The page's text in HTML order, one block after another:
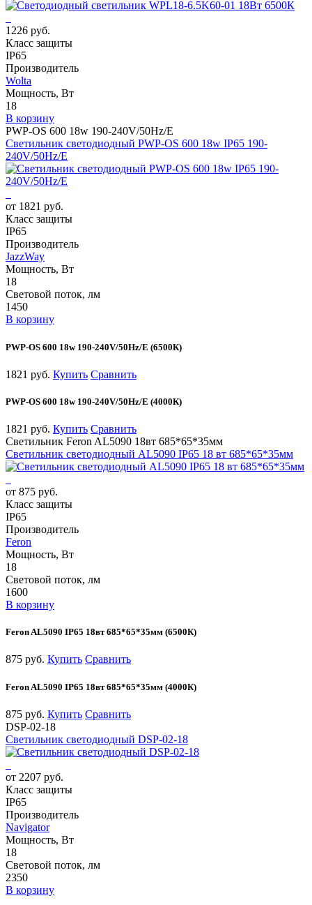
1226 руб.
Класс защиты
IP65
Производитель
Wolta
Мощность, Вт
18
В корзину
PWP-OS 600 18w 190-240V/50Hz/E
Светильник светодиодный PWP-OS 600 18w IP65 190-
240V/50Hz/E
от 1821 руб.
Класс защиты
IP65
Производитель
JazzWay
Мощность, Вт
18
Световой поток, лм
1450
В корзину
PWP-OS 600 18w 190-240V/50Hz/E (6500К)
1821 руб. Купить Сравнить
PWP-OS 600 18w 190-240V/50Hz/E (4000К)
1821 руб. Купить Сравнить
Светильник Feron AL5090 18вт 685*65*35мм
Светильник светодиодный AL5090 IP65 18 вт 685*65*35мм
от 875 руб.
Класс защиты
IP65
Производитель
Feron
Мощность, Вт
18
Световой поток, лм
1600
В корзину
Feron AL5090 IP65 18вт 685*65*35мм (6500К)
875 руб. Купить Сравнить
Feron AL5090 IP65 18вт 685*65*35мм (4000К)
875 руб. Купить Сравнить
DSP-02-18
Светильник светодиодный DSP-02-18
от 2207 руб.
Класс защиты
IP65
Производитель
Navigator
Мощность, Вт
18
Световой поток, лм
2350
В корзину